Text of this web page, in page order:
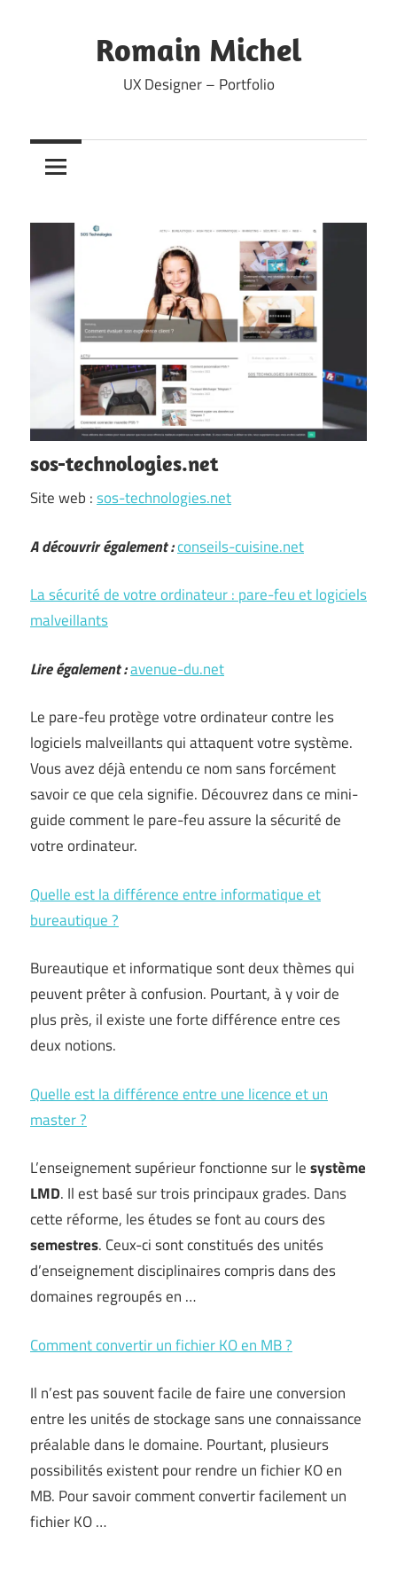
Romain Michel
UX Designer – Portfolio
sos-technologies.net
Site web :sos-technologies.net
A découvrir également :conseils-cuisine.net
La sécurité de votre ordinateur : pare-feu et logiciels
malveillants
Lire également :avenue-du.net
Le pare-feu protège votre ordinateur contre les
logiciels malveillants qui attaquent votre système.
Vous avez déjà entendu ce nom sans forcément
savoir ce que cela signifie. Découvrez dans ce mini-
guide comment le pare-feu assure la sécurité de
votre ordinateur.
Quelle est la différence entre informatique et
bureautique ?
Bureautique et informatique sont deux thèmes qui
peuvent prêter à confusion. Pourtant, à y voir de
plus près, il existe une forte différence entre ces
deux notions.
Quelle est la différence entre une licence et un
master ?
L’enseignement supérieur fonctionne sur lesystème
LMD. Il est basé sur trois principaux grades. Dans
cette réforme, les études se font au cours des
semestres. Ceux-ci sont constitués des unités
d’enseignement disciplinaires compris dans des
domaines regroupés en …
Comment convertir un fichier KO en MB ?
Il n’est pas souvent facile de faire une conversion
entre les unités de stockage sans une connaissance
préalable dans le domaine. Pourtant, plusieurs
possibilités existent pour rendre un fichier KO en
MB. Pour savoir comment convertir facilement un
fichier KO …